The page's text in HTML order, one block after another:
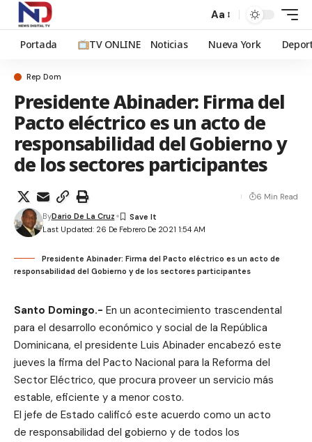
Aa
Portada TV ONLINE Noticias Nueva York
Rep Dom
Presidente Abinader: Firma del
Pacto eléctrico es un acto de
responsabilidad del Gobierno y
de los sectores participantes
Last Updated: 26 De Febrero De 2021 1:54 AM
ByDario De La Cruz
6 Min Read
Presidente Abinader: Firma del Pacto eléctrico es un acto de
responsabilidad del Gobierno y de los sectores participantes
Santo Domingo.- En un acontecimiento trascendental
para el desarrollo económico y social de la República
Dominicana, el presidente Luis Abinader encabezó este
jueves la firma del Pacto Nacional para la Reforma del
Sector Eléctrico, que procura proveer un servicio más
estable, eficiente y a menor costo.
El jefe de Estado calificó este acuerdo como un acto
de responsabilidad del gobierno y de todos los